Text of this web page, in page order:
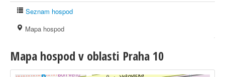
Seznam hospod
Mapa hospod
Mapa hospod v oblasti Praha 10